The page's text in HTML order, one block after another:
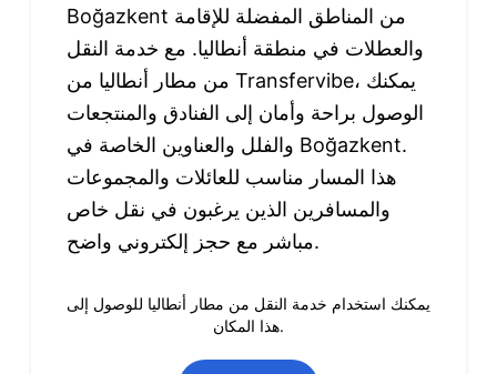
Boğazkent من المناطق المفضلة للإقامة
والعطلات في منطقة أنطاليا. مع خدمة النقل
من مطار أنطاليا من Transfervibe، يمكنك
الوصول براحة وأمان إلى الفنادق والمنتجعات
والفلل والعناوين الخاصة في Boğazkent.
هذا المسار مناسب للعائلات والمجموعات
والمسافرين الذين يرغبون في نقل خاص
مباشر مع حجز إلكتروني واضح.
يمكنك استخدام خدمة النقل من مطار أنطاليا للوصول إلى
هذا المكان.